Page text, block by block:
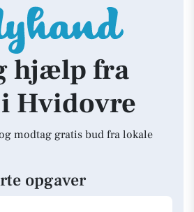
hjælp fra
Hvidovre
modtag gratis bud fra lokale
opgaver